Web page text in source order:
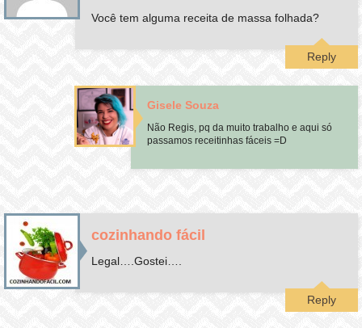
Você tem alguma receita de massa folhada?
Reply
Gisele Souza
Não Regis, pq da muito trabalho e aqui só
passamos receitinhas fáceis =D
cozinhando fácil
Legal….Gostei….
Reply